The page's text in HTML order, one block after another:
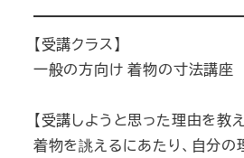
【受講クラス】
一般の方向け 着物の寸法講座
【受講しようと思った理由を教
着物を誂えるにあたり、自分